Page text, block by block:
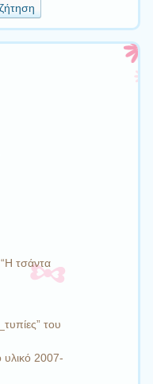
τσάντα
του
υλικό 2007-